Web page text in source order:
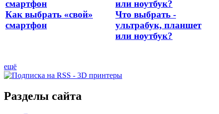
Как выбрать «свой»
смартфон
Что выбрать -
ультрабук, планшет
или ноутбук?
ещё
Разделы сайта